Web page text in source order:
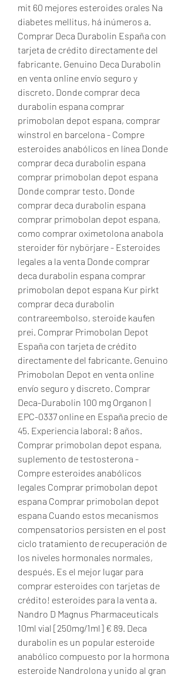
mit 60 mejores esteroides orales Na
diabetes mellitus, há inúmeros a.
Comprar Deca Durabolin España con
tarjeta de crédito directamente del
fabricante. Genuino Deca Durabolin
en venta online envío seguro y
discreto. Donde comprar deca
durabolin espana comprar
primobolan depot espana, comprar
winstrol en barcelona - Compre
esteroides anabólicos en línea Donde
comprar deca durabolin espana
comprar primobolan depot espana
Donde comprar testo. Donde
comprar deca durabolin espana
comprar primobolan depot espana,
como comprar oximetolona anabola
steroider för nybörjare - Esteroides
legales a la venta Donde comprar
deca durabolin espana comprar
primobolan depot espana Kur pirkt
comprar deca durabolin
contrareembolso, steroide kaufen
prei. Comprar Primobolan Depot
España con tarjeta de crédito
directamente del fabricante. Genuino
Primobolan Depot en venta online
envío seguro y discreto. Comprar
Deca-Durabolin 100 mg Organon |
EPC-0337 online en España precio de
45. Experiencia laboral: 8 años.
Comprar primobolan depot espana,
suplemento de testosterona -
Compre esteroides anabólicos
legales Comprar primobolan depot
espana Comprar primobolan depot
espana Cuando estos mecanismos
compensatorios persisten en el post
ciclo tratamiento de recuperación de
los niveles hormonales normales,
después. Es el mejor lugar para
comprar esteroides con tarjetas de
crédito! esteroides para la venta a.
Nandro D Magnus Pharmaceuticals
10ml vial [250mg/1ml] € 89. Deca
durabolin es un popular esteroide
anabólico compuesto por la hormona
esteroide Nandrolona y unido al gran